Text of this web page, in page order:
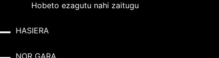
Hobeto ezagutu nahi zaitugu
HASIERA
NOR GARA